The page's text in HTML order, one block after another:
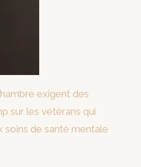
exigent des
sur les vétérans qui
de santé mentale